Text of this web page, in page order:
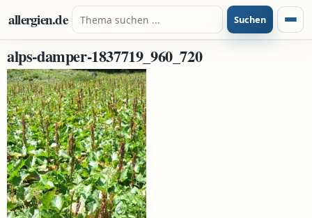
Zum Inhalt springen
allergien.de Suche nach: Suchen
alps-damper-1837719_960_720